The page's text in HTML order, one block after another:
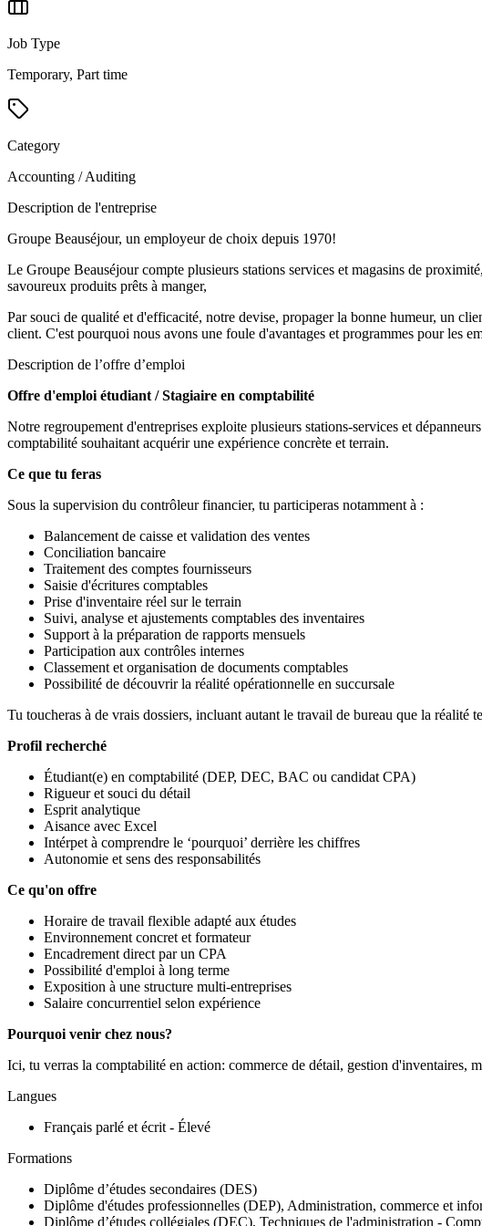
Job Type
Temporary, Part time
Category
Accounting / Auditing
Description de l'entreprise
Groupe Beauséjour, un employeur de choix depuis 1970!
Le Groupe Beauséjour compte plusieurs stations services et magasins de
savoureux produits prêts à manger,
Par souci de qualité et d'efficacité, notre devise, propager la bonne humeur, un
client. C'est pourquoi nous avons une foule d'avantages et programmes pour les
Description de l’offre d’emploi
Offre d'emploi étudiant / Stagiaire en comptabilité
Notre regroupement d'entreprises exploite plusieurs stations-services et
comptabilité souhaitant acquérir une expérience concrète et terrain.
Ce que tu feras
Sous la supervision du contrôleur financier, tu participeras notamment à :
Balancement de caisse et validation des ventes
Conciliation bancaire
Traitement des comptes fournisseurs
Saisie d'écritures comptables
Prise d'inventaire réel sur le terrain
Suivi, analyse et ajustements comptables des inventaires
Support à la préparation de rapports mensuels
Participation aux contrôles internes
Classement et organisation de documents comptables
Possibilité de découvrir la réalité opérationnelle en succursale
Tu toucheras à de vrais dossiers, incluant autant le travail de bureau que la réalité
Profil recherché
Étudiant(e) en comptabilité (DEP, DEC, BAC ou candidat CPA)
Rigueur et souci du détail
Esprit analytique
Aisance avec Excel
Intérpet à comprendre le ‘pourquoi’ derrière les chiffres
Autonomie et sens des responsabilités
Ce qu'on offre
Horaire de travail flexible adapté aux études
Environnement concret et formateur
Encadrement direct par un CPA
Possibilité d'emploi à long terme
Exposition à une structure multi-entreprises
Salaire concurrentiel selon expérience
Pourquoi venir chez nous?
Ici, tu verras la comptabilité en action: commerce de détail, gestion d'inventaires,
Langues
Français parlé et écrit - Élevé
Formations
Diplôme d’études secondaires (DES)
Diplôme d'études professionnelles (DEP), Administration, commerce et
Diplôme d’études collégiales (DEC), Techniques de l'administration -